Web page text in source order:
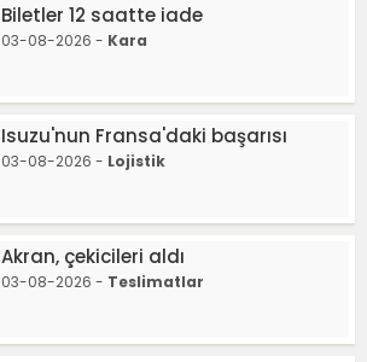
Biletler 12 saatte iade
03-08-2026 - Kara
Isuzu'nun Fransa'daki başarısı
03-08-2026 - Lojistik
Akran, çekicileri aldı
03-08-2026 - Teslimatlar